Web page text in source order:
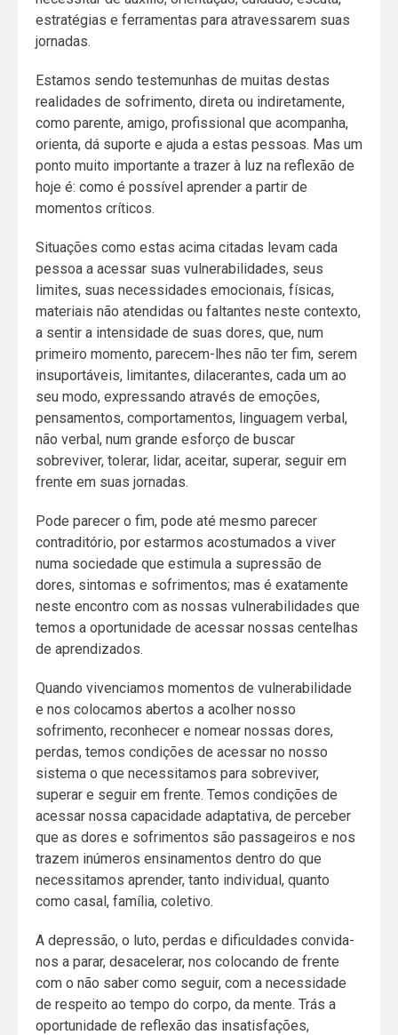
estratégias e ferramentas para atravessarem suas
jornadas.
Estamos sendo testemunhas de muitas destas
realidades de sofrimento, direta ou indiretamente,
como parente, amigo, profissional que acompanha,
orienta, dá suporte e ajuda a estas pessoas. Mas um
ponto muito importante a trazer à luz na reflexão de
hoje é: como é possível aprender a partir de
momentos críticos.
Situações como estas acima citadas levam cada
pessoa a acessar suas vulnerabilidades, seus
limites, suas necessidades emocionais, físicas,
materiais não atendidas ou faltantes neste contexto,
a sentir a intensidade de suas dores, que, num
primeiro momento, parecem-lhes não ter fim, serem
insuportáveis, limitantes, dilacerantes, cada um ao
seu modo, expressando através de emoções,
pensamentos, comportamentos, linguagem verbal,
não verbal, num grande esforço de buscar
sobreviver, tolerar, lidar, aceitar, superar, seguir em
frente em suas jornadas.
Pode parecer o fim, pode até mesmo parecer
contraditório, por estarmos acostumados a viver
numa sociedade que estimula a supressão de
dores, sintomas e sofrimentos; mas é exatamente
neste encontro com as nossas vulnerabilidades que
temos a oportunidade de acessar nossas centelhas
de aprendizados.
Quando vivenciamos momentos de vulnerabilidade
e nos colocamos abertos a acolher nosso
sofrimento, reconhecer e nomear nossas dores,
perdas, temos condições de acessar no nosso
sistema o que necessitamos para sobreviver,
superar e seguir em frente. Temos condições de
acessar nossa capacidade adaptativa, de perceber
que as dores e sofrimentos são passageiros e nos
trazem inúmeros ensinamentos dentro do que
necessitamos aprender, tanto individual, quanto
como casal, família, coletivo.
A depressão, o luto, perdas e dificuldades convida-
nos a parar, desacelerar, nos colocando de frente
com o não saber como seguir, com a necessidade
de respeito ao tempo do corpo, da mente. Trás a
oportunidade de reflexão das insatisfações,